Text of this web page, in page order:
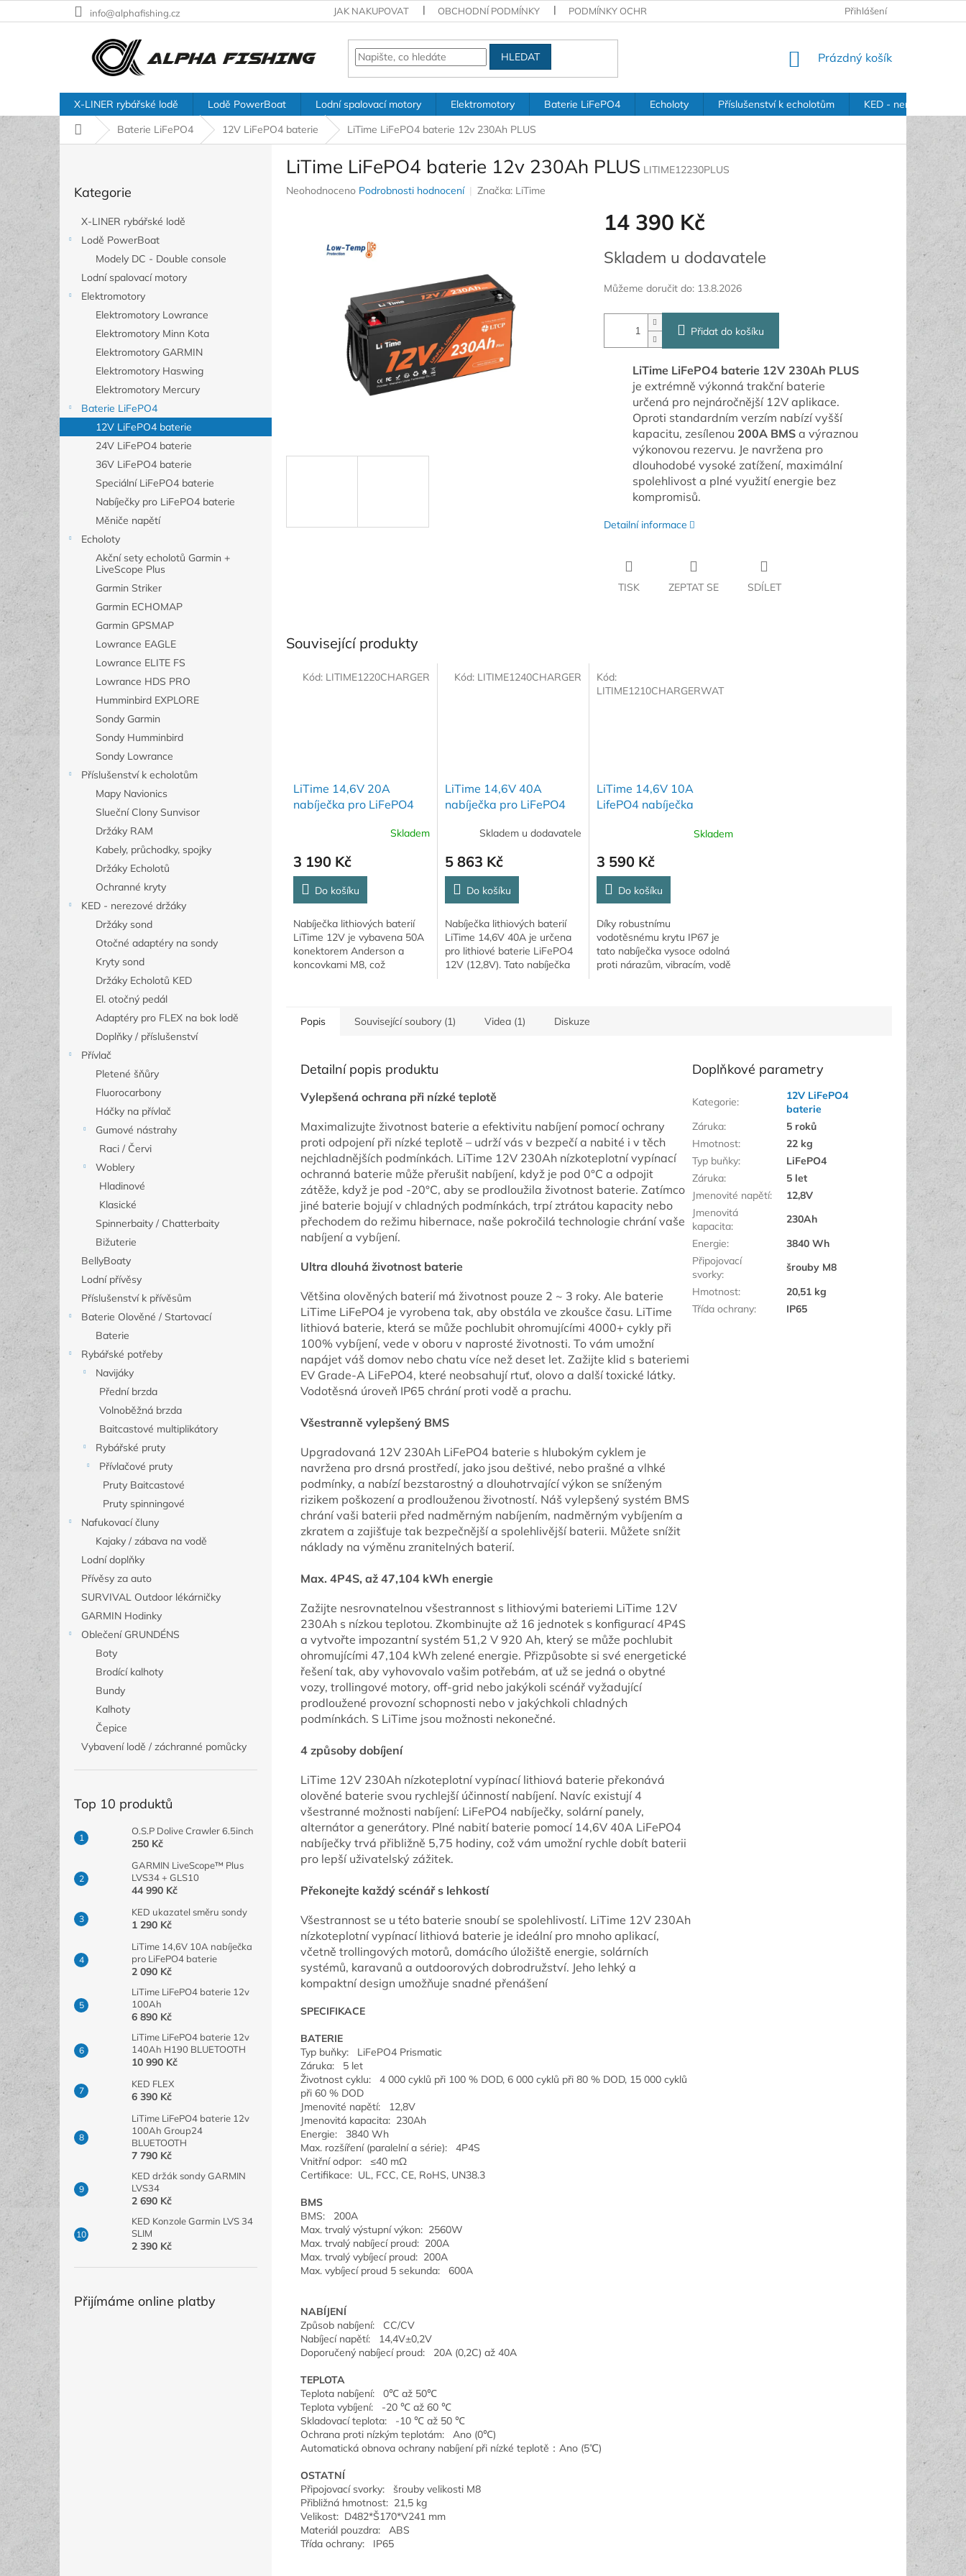
na
info@alphafishing.cz JAK NAKUPOVAT OBCHODNÍ PODMÍNKY PODMÍNKY OCHRANY OSOBNÍCH ÚDAJŮ Přihlášení
HLEDAT
NÁKUPNÍ
Prázdný košík
X-LINER rybářské lodě Lodě PowerBoat Lodní spalovací motory Elektromotory Baterie LiFePO4 Echoloty Příslušenství k echolotům
KED - nerezové
Domů
Baterie LiFePO4 12V LiFePO4 baterie LiTime LiFePO4 baterie 12v 230Ah PLUS
kategorie
Kategorie
X-LINER rybářské lodě
Lodě PowerBoat
Modely DC - Double console
Lodní spalovací motory
Elektromotory
Elektromotory Lowrance
Elektromotory Minn Kota
Elektromotory GARMIN
Elektromotory Haswing
Elektromotory Mercury
Baterie LiFePO4
12V LiFePO4 baterie
24V LiFePO4 baterie
36V LiFePO4 baterie
Speciální LiFePO4 baterie
Nabíječky pro LiFePO4 baterie
Měniče napětí
Echoloty
Akční sety echolotů Garmin +
LiveScope Plus
Garmin Striker
Garmin ECHOMAP
Garmin GPSMAP
Lowrance EAGLE
Lowrance ELITE FS
Lowrance HDS PRO
Humminbird EXPLORE
Sondy Garmin
Sondy Humminbird
Sondy Lowrance
Příslušenství k echolotům
Mapy Navionics
Slueční Clony Sunvisor
Držáky RAM
Kabely, průchodky, spojky
Držáky Echolotů
Ochranné kryty
KED - nerezové držáky
Držáky sond
Otočné adaptéry na sondy
Kryty sond
Držáky Echolotů KED
El. otočný pedál
Adaptéry pro FLEX na bok lodě
Doplňky / příslušenství
Přívlač
Pletené šňůry
Fluorocarbony
Háčky na přívlač
Gumové nástrahy
Raci / Červi
Woblery
Hladinové
Klasické
Spinnerbaity / Chatterbaity
Bižuterie
BellyBoaty
Lodní přívěsy
Příslušenství k přívěsům
Baterie Olověné / Startovací
Baterie
Rybářské potřeby
Navijáky
Přední brzda
Volnoběžná brzda
Baitcastové multiplikátory
Rybářské pruty
Přívlačové pruty
Pruty Baitcastové
Pruty spinningové
Nafukovací čluny
Kajaky / zábava na vodě
Lodní doplňky
Přívěsy za auto
SURVIVAL Outdoor lékárničky
GARMIN Hodinky
Oblečení GRUNDÉNS
Boty
Brodící kalhoty
Bundy
Kalhoty
Čepice
Vybavení lodě / záchranné pomůcky
Top 10 produktů
O.S.P Dolive Crawler 6.5inch
250 Kč
GARMIN LiveScope™ Plus
LVS34 + GLS10
44 990 Kč
KED ukazatel směru sondy
1 290 Kč
LiTime 14,6V 10A nabíječka
pro LiFePO4 baterie
2 090 Kč
LiTime LiFePO4 baterie 12v
100Ah
6 890 Kč
LiTime LiFePO4 baterie 12v
140Ah H190 BLUETOOTH
10 990 Kč
KED FLEX
6 390 Kč
LiTime LiFePO4 baterie 12v
100Ah Group24
BLUETOOTH
7 790 Kč
KED držák sondy GARMIN
LVS34
2 690 Kč
KED Konzole Garmin LVS 34
SLIM
2 390 Kč
Přijímáme online platby
LiTime LiFePO4 baterie 12v 230Ah PLUS LITIME12230PLUS
Průměrné
Neohodnoceno Podrobnosti hodnocení Značka: LiTime
14 390 Kč
cena:
Skladem u dodavatele
Můžeme doručit do: 13.8.2026
Přidat do košíku
LiTime LiFePO4 baterie 12V 230Ah PLUS
je extrémně výkonná trakční baterie
určená pro nejnáročnější 12V aplikace.
Oproti standardním verzím nabízí vyšší
kapacitu, zesílenou 200A BMSa výraznou
výkonovou rezervu. Je navržena pro
dlouhodobé vysoké zatížení, maximální
spolehlivost a plné využití energie bez
kompromisů.
Detailní informace
TISK ZEPTAT SE SDÍLET
Související produkty
LiTime 14,6V 20A
nabíječka pro LiFePO4
Skladem
3 190 Kč
Do košíku
Nabíječka lithiových baterií
LiTime 12V je vybavena 50A
konektorem Anderson a
koncovkami M8, což
Kód: LITIME1220CHARGER
LiTime 14,6V 40A
nabíječka pro LiFePO4
Skladem u dodavatele
5 863 Kč
Do košíku
Nabíječka lithiových baterií
LiTime 14,6V 40A je určena
pro lithiové baterie LiFePO4
12V (12,8V). Tato nabíječka
Kód: LITIME1240CHARGER
LiTime 14,6V 10A
LifePO4 nabíječka
Skladem
3 590 Kč
Do košíku
Díky robustnímu
vodotěsnému krytu IP67 je
tato nabíječka vysoce odolná
proti nárazům, vibracím, vodě
Kód:
LITIME1210CHARGERWAT
Popis Související soubory (1) Videa (1) Diskuze
Detailní popis produktu
Vylepšená ochrana při nízké teplotě
Maximalizujte životnost baterie a efektivitu nabíjení pomocí ochrany
proti odpojení při nízké teplotě – udrží vás v bezpečí a nabité i v těch
nejchladnějších podmínkách. LiTime 12V 230Ah nízkoteplotní vypínací
ochranná baterie může přerušit nabíjení, když je pod 0°C a odpojit
zátěže, když je pod -20°C, aby se prodloužila životnost baterie. Zatímco
jiné baterie bojují v chladných podmínkách, trpí ztrátou kapacity nebo
přechodem do režimu hibernace, naše pokročilá technologie chrání vaše
nabíjení a vybíjení.
Ultra dlouhá životnost baterie
Většina olověných baterií má životnost pouze 2 ~ 3 roky. Ale baterie
LiTime LiFePO4 je vyrobena tak, aby obstála ve zkoušce času. LiTime
lithiová baterie, která se může pochlubit ohromujícími 4000+ cykly při
100% vybíjení, vede v oboru v naprosté životnosti. To vám umožní
napájet váš domov nebo chatu více než deset let. Zažijte klid s bateriemi
EV Grade-A LiFePO4, které neobsahují rtuť, olovo a další toxické látky.
Vodotěsná úroveň IP65 chrání proti vodě a prachu.
Všestranně vylepšený BMS
Upgradovaná 12V 230Ah LiFePO4 baterie s hlubokým cyklem je
navržena pro drsná prostředí, jako jsou deštivé, nebo prašné a vlhké
podmínky, a nabízí bezstarostný a dlouhotrvající výkon se sníženým
rizikem poškození a prodlouženou životností. Náš vylepšený systém BMS
chrání vaši baterii před nadměrným nabíjením, nadměrným vybíjením a
zkratem a zajišťuje tak bezpečnější a spolehlivější baterii. Můžete snížit
náklady na výměnu zranitelných baterií.
Max. 4P4S, až 47,104 kWh energie
Zažijte nesrovnatelnou všestrannost s lithiovými bateriemi LiTime 12V
230Ah s nízkou teplotou. Zkombinujte až 16 jednotek s konfigurací 4P4S
a vytvořte impozantní systém 51,2 V 920 Ah, který se může pochlubit
ohromujícími 47,104 kWh zelené energie. Přizpůsobte si své energetické
řešení tak, aby vyhovovalo vašim potřebám, ať už se jedná o obytné
vozy, trollingové motory, off-grid nebo jakýkoli scénář vyžadující
prodloužené provozní schopnosti nebo v jakýchkoli chladných
podmínkách. S LiTime jsou možnosti nekonečné.
4 způsoby dobíjení
LiTime 12V 230Ah nízkoteplotní vypínací lithiová baterie překonává
olověné baterie svou rychlejší účinností nabíjení. Navíc existují 4
všestranné možnosti nabíjení: LiFePO4 nabíječky, solární panely,
alternátor a generátory. Plné nabití baterie pomocí 14,6V 40A LiFePO4
nabíječky trvá přibližně 5,75 hodiny, což vám umožní rychle dobít baterii
pro lepší uživatelský zážitek.
Překonejte každý scénář s lehkostí
Všestrannost se u této baterie snoubí se spolehlivostí. LiTime 12V 230Ah
nízkoteplotní vypínací lithiová baterie je ideální pro mnoho aplikací,
včetně trollingových motorů, domácího úložiště energie, solárních
systémů, karavanů a outdoorových dobrodružství. Jeho lehký a
kompaktní design umožňuje snadné přenášení
SPECIFIKACE
BATERIE
Typ buňky: LiFePO4 Prismatic
Záruka: 5 let
Životnost cyklu: 4 000 cyklů při 100 % DOD, 6 000 cyklů při 80 % DOD, 15 000 cyklů
při 60 % DOD
Jmenovité napětí: 12,8V
Jmenovitá kapacita: 230Ah
Energie: 3840 Wh
Max. rozšíření (paralelní a série): 4P4S
Vnitřní odpor: ≤40 mΩ
Certifikace: UL, FCC, CE, RoHS, UN38.3
BMS
BMS: 200A
Max. trvalý výstupní výkon: 2560W
Max. trvalý nabíjecí proud: 200A
Max. trvalý vybíjecí proud: 200A
Max. vybíjecí proud 5 sekunda: 600A
NABÍJENÍ
Způsob nabíjení: CC/CV
Nabíjecí napětí: 14,4V±0,2V
Doporučený nabíjecí proud: 20A (0,2C) až 40A
TEPLOTA
Teplota nabíjení: 0℃ až 50℃
Teplota vybíjení: -20 ℃ až 60 ℃
Skladovací teplota: -10 ℃ až 50 ℃
Ochrana proti nízkým teplotám: Ano (0℃)
Automatická obnova ochrany nabíjení při nízké teplotě：Ano (5℃)
OSTATNÍ
Připojovací svorky: šrouby velikosti M8
Přibližná hmotnost: 21,5 kg
Velikost: D482*Š170*V241 mm
Materiál pouzdra: ABS
Třída ochrany: IP65
Doplňkové parametry
Kategorie:
12V LiFePO4
baterie
Záruka:
5 roků
Hmotnost:
22 kg
Typ buňky:
LiFePO4
Záruka:
5 let
Jmenovité napětí:
12,8V
Jmenovitá
kapacita:
230Ah
Energie:
3840 Wh
Připojovací
svorky:
šrouby M8
Hmotnost:
20,51 kg
Třída ochrany: IP65